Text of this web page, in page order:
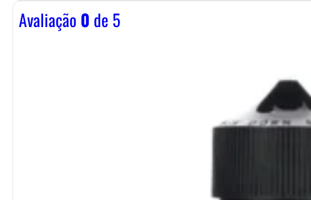
Avaliação0 de 5